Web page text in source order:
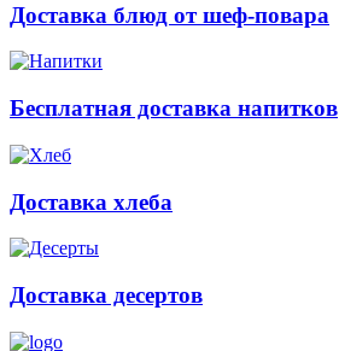
Доставка блюд от шеф-повара
Бесплатная доставка напитков
Доставка хлеба
Доставка десертов